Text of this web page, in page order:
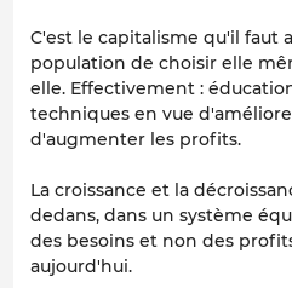
C'est le capitalisme qu'il faut
population de choisir elle
elle. Effectivement :
techniques en vue
d'augmenter les profits.
La croissance et la
dedans, dans un système
des besoins et non des
aujourd'hui.